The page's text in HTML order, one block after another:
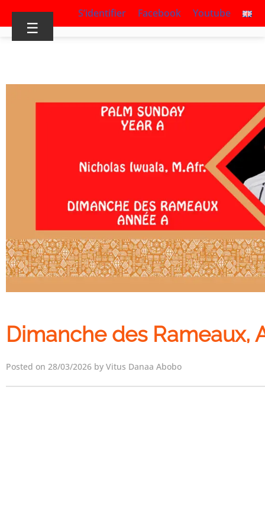
S’identifier Facebook Youtube
☰
Dimanche des Rameaux,
Posted on 28/03/2026 by Vitus Danaa Abobo